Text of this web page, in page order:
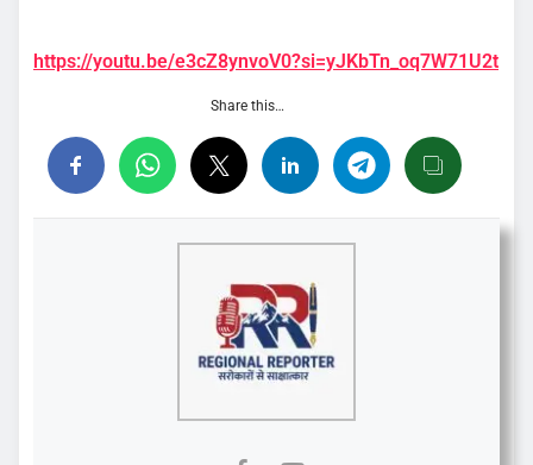
https://youtu.be/e3cZ8ynvoV0?si=yJKbTn_oq7W71U2t
Share this…